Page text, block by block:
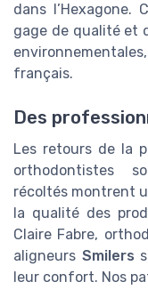
dans
gage de qualité et
français.
Des
Les retours de la
orthodontistes
récoltés montrent
la qualité des
Claire Fabre,
aligneurs Smilers
leur confort. Nos